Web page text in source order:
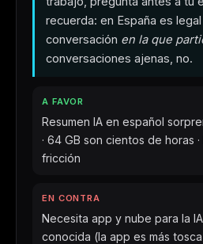
recuerda: en España es
conversación en la que
conversaciones ajenas, no.
A FAVOR
Resumen IA en español
· 64 GB son cientos de horas
fricción
EN CONTRA
Necesita app y nube para la
conocida (la app es más